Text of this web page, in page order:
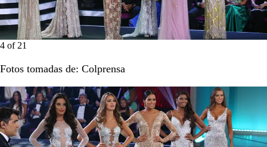
4 of 21
Fotos tomadas de: Colprensa